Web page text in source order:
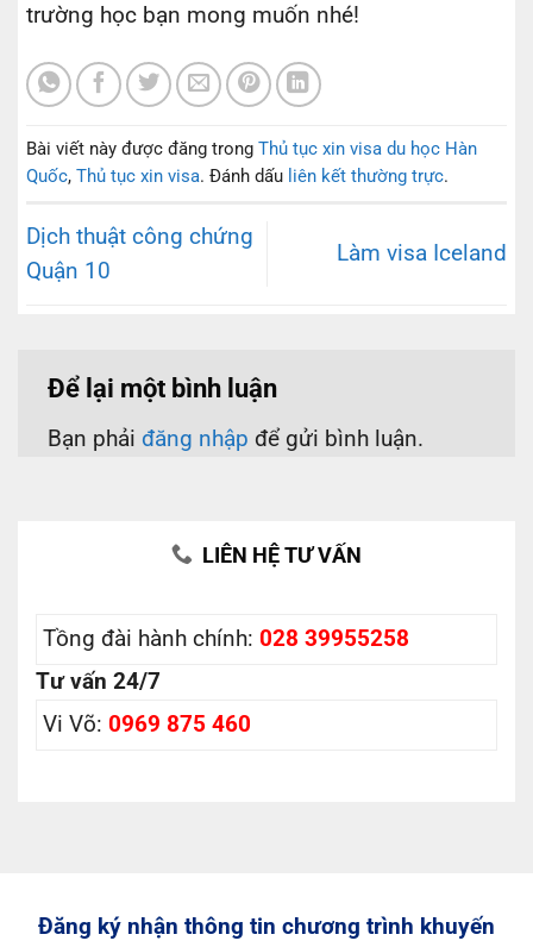
trường học bạn mong muốn nhé!
Bài viết này được đăng trong Thủ tục xin visa du học Hàn
Quốc, Thủ tục xin visa. Đánh dấu liên kết thường trực.
Dịch thuật công chứng
Quận 10
Làm visa Iceland
Để lại một bình luận
Bạn phải đăng nhập để gửi bình luận.
LIÊN HỆ TƯ VẤN
Tồng đài hành chính: 028 39955258
Tư vấn 24/7
Vi Võ: 0969 875 460
Đăng ký nhận thông tin chương trình khuyến